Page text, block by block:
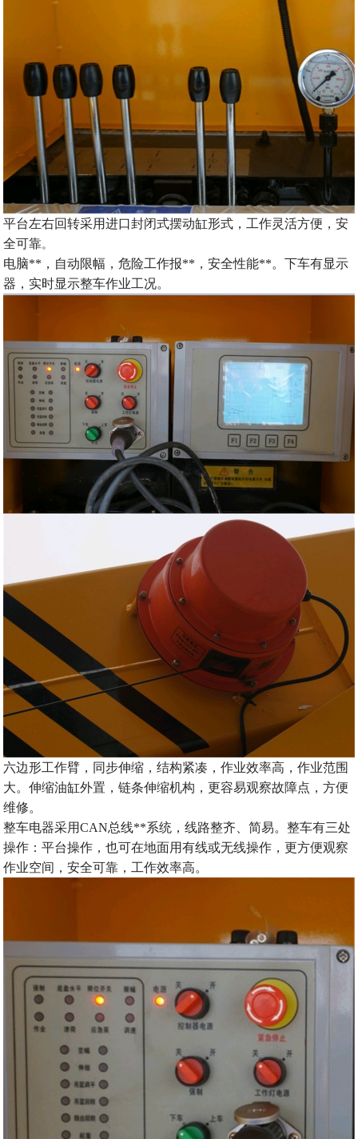
平台左右回转采用进口封闭式摆动缸形式， 工作灵活方便，安
全可靠。
电脑**，自动限幅，危险工作报**，安全性能**。下车有显示
器，实时显示整车作业工况。
六边形工作臂，同步伸缩，结构紧凑，作业效率高，作业范围
大。伸缩油缸外置，链条伸缩机构，更容易观察故障点，方便
维修。
整车电器采用CAN总线**系统，线路整齐、简易。整车有三处
操作：平台操作，也可在地面用有线或无线操作，更方便观察
作业空间，安全可靠，工作效率高。